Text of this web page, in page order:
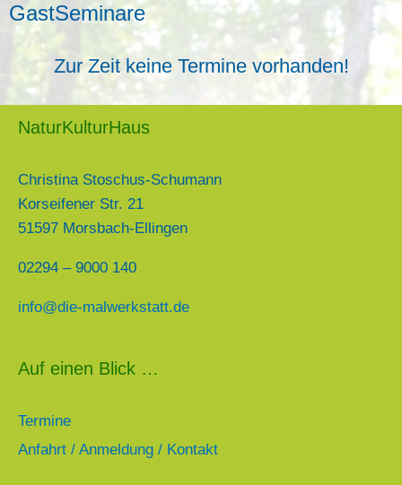
GastSeminare
Zur Zeit keine Termine vorhanden!
NaturKulturHaus
Christina Stoschus-Schumann
Korseifener Str. 21
51597 Morsbach-Ellingen
02294 – 9000 140
info@die-malwerkstatt.de
Auf einen Blick …
Termine
Anfahrt / Anmeldung / Kontakt